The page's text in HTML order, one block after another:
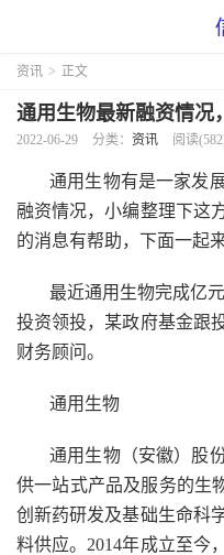
资讯 > 正文
通用生物最新融资情况
2022-06-29 分类： 资讯 阅读
通用生物有是一家发
融资情况，小编整理下这
的消息有帮助，下面一起来
最近通用生物完成亿
投资领投，某政府基金跟
财务顾问。
通用生物
通用生物（安徽）股
供一站式产品及服务的生
创新药研发及基础生命科
料供应。2014年成立至今